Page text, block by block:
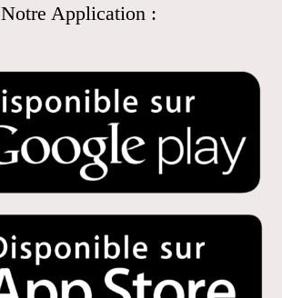
Notre Application :